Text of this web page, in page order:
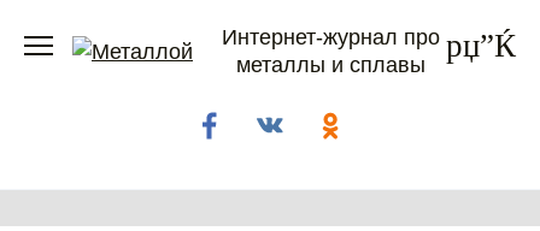
Интернет-журнал про
металлы и сплавы